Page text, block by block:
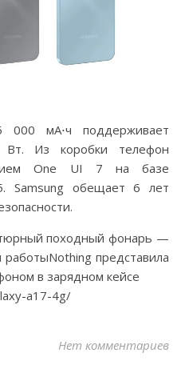
000 мА⋅ч поддерживает
Из коробки телефон
One UI 7 на базе
Samsung обещает 6 лет
походный фонарь —
представила
в зарядном кейсе
a17-4g/
Нет комментариев